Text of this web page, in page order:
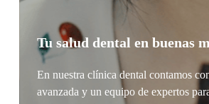
Tu salud dental en buenas
En nuestra clínica dental contamos
avanzada y un equipo de expertos